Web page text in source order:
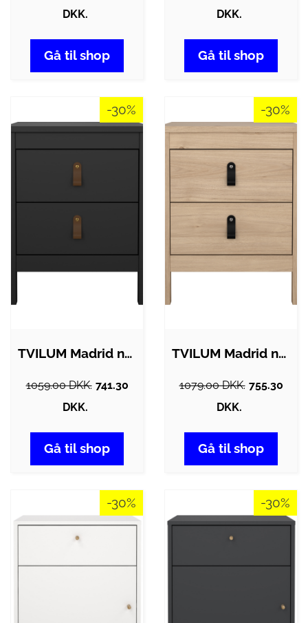
DKK.
Gå til shop
DKK.
Gå til shop
-30%
TVILUM Madrid natbord, m. 2 skuffer -…
1059.00 DKK. 741.30
DKK.
Gå til shop
-30%
TVILUM Madrid natbord, m. 2 skuffer -…
1079.00 DKK. 755.30
DKK.
Gå til shop
-30% -30%